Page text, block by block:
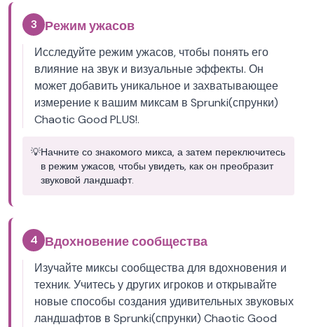
3 Режим ужасов
Исследуйте режим ужасов, чтобы понять его
влияние на звук и визуальные эффекты. Он
может добавить уникальное и захватывающее
измерение к вашим миксам в Sprunki(спрунки)
Chaotic Good PLUS!.
💡Начните со знакомого микса, а затем переключитесь
в режим ужасов, чтобы увидеть, как он преобразит
звуковой ландшафт.
4 Вдохновение сообщества
Изучайте миксы сообщества для вдохновения и
техник. Учитесь у других игроков и открывайте
новые способы создания удивительных звуковых
ландшафтов в Sprunki(спрунки) Chaotic Good